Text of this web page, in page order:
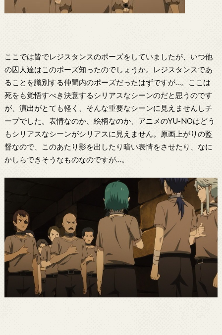
ここでは皆でレジスタンスのポーズをしていましたが、いつ他
の囚人達はこのポーズ知ったのでしょうか。レジスタンスであ
ることを識別する仲間内のポーズだったはずですが…。ここは
死をも覚悟すべき決意するシリアスなシーンのだと思うのです
が、演出がとても軽く、そんな重要なシーンに見えませんしチ
ープでした。表情なのか、絵柄なのか、アニメのYU-NOはどう
もシリアスなシーンがシリアスに見えません。原画上がりの監
督なので、このあたり影を出したり暗い表情をさせたり、なに
かしらできそうなものなのですが…。